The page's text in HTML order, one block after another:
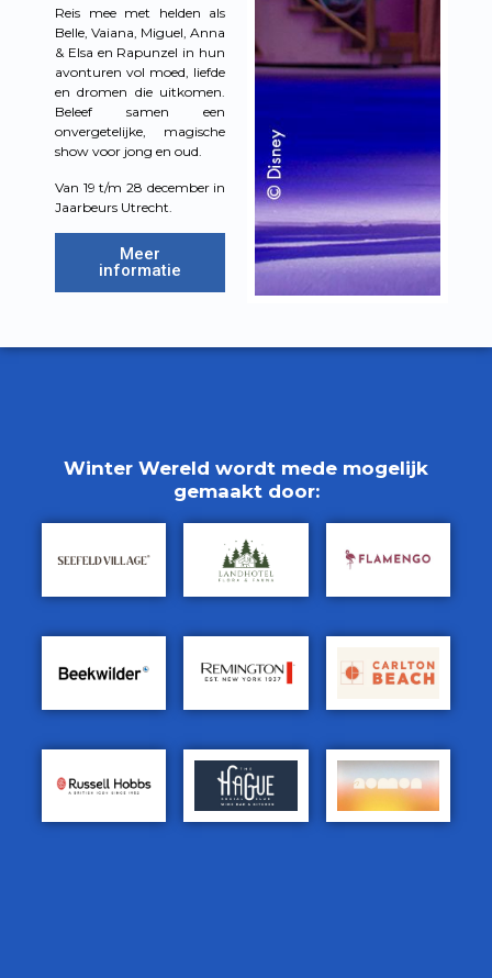
Reis mee met helden als
Belle, Vaiana, Miguel, Anna
& Elsa en Rapunzel in hun
avonturen vol moed, liefde
en dromen die uitkomen.
Beleef samen een
onvergetelijke, magische
show voor jong en oud.
Van 19 t/m 28 december in
Jaarbeurs Utrecht.
Meer
informatie
Winter Wereld wordt mede mogelijk
gemaakt door: